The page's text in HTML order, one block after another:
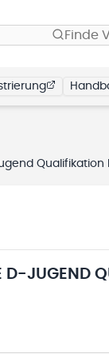
Finde
Qualifikation
JUGEND